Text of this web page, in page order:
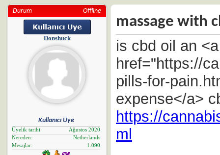
Durum Offline
Donshuck
Kullanıcı Üye
Üyelik tarihi
Ağustos 2020
Nereden
Netherlands
Mesajlar
1.090
massage with
is cbd oil an <a
href="https://
pills-for-
expense</a>
https://
ml